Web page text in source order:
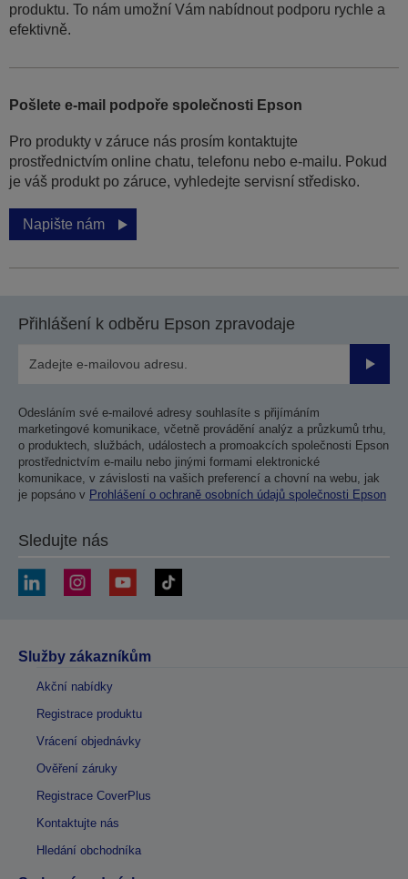
produktu. To nám umožní Vám nabídnout podporu rychle a
efektivně.
Pošlete e-mail podpoře společnosti Epson
Pro produkty v záruce nás prosím kontaktujte
prostřednictvím online chatu, telefonu nebo e-mailu. Pokud
je váš produkt po záruce, vyhledejte servisní středisko.
Napište nám
Přihlášení k odběru Epson zpravodaje
Odesláním své e-mailové adresy souhlasíte s přijímáním
marketingové komunikace, včetně provádění analýz a průzkumů trhu,
o produktech, službách, událostech a promoakcích společnosti Epson
prostřednictvím e-mailu nebo jinými formami elektronické
komunikace, v závislosti na vašich preferencí a chovní na webu, jak
je popsáno v Prohlášení o ochraně osobních údajů společnosti Epson
Sledujte nás
Služby zákazníkům
Akční nabídky
Registrace produktu
Vrácení objednávky
Ověření záruky
Registrace CoverPlus
Kontaktujte nás
Hledání obchodníka